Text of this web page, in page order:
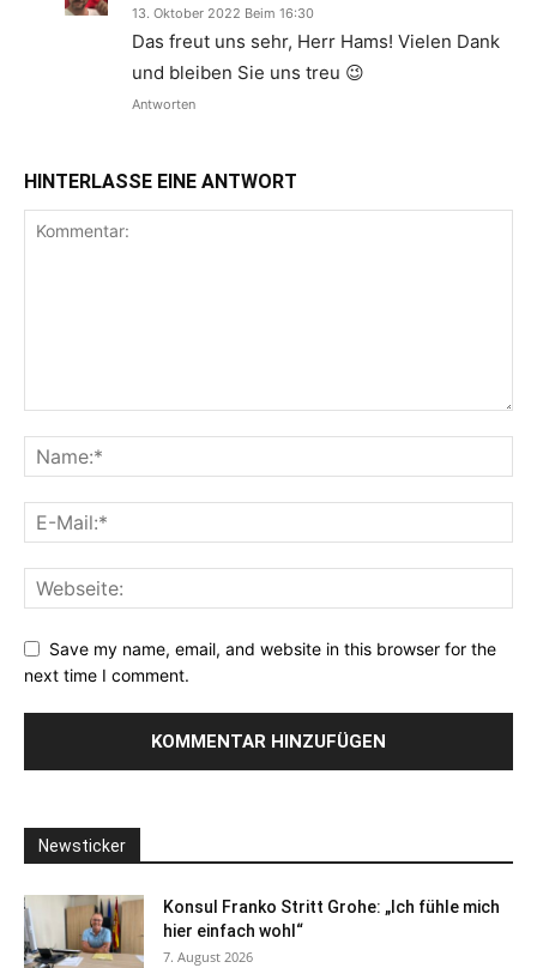
13. Oktober 2022 Beim 16:30
Das freut uns sehr, Herr Hams! Vielen Dank
und bleiben Sie uns treu 😉
Antworten
HINTERLASSE EINE ANTWORT
Save my name, email, and website in this browser for the
next time I comment.
Newsticker
Konsul Franko Stritt Grohe: „Ich fühle mich
hier einfach wohl“
7. August 2026